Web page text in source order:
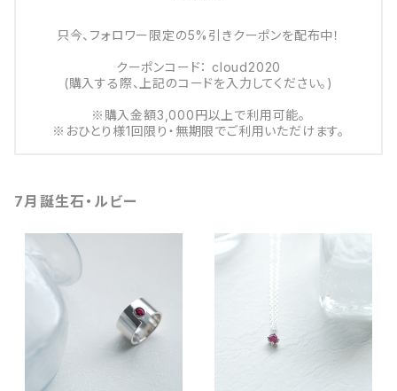
只今、フォロワー限定の5%引きクーポンを配布中！
クーポンコード： cloud2020
(購入する際、上記のコードを入力してください。)
※購入金額3,000円以上で利用可能。
※おひとり様1回限り・無期限でご利用いただけます。
7月誕生石・ルビー